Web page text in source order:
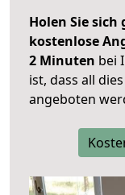
Holen Sie
kostenlose
2 Minuten bei
ist, dass all
angeboten